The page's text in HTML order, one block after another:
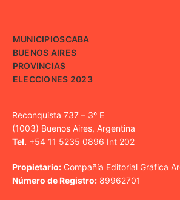
MUNICIPIOSCABA
BUENOS AIRES
PROVINCIAS
ELECCIONES 2023
Reconquista 737 – 3º E
(1003) Buenos Aires, Argentina
Tel. +54 11 5235 0896 Int 202
Propietario: Compañía Editorial Gráfica
Número de Registro: 89962701